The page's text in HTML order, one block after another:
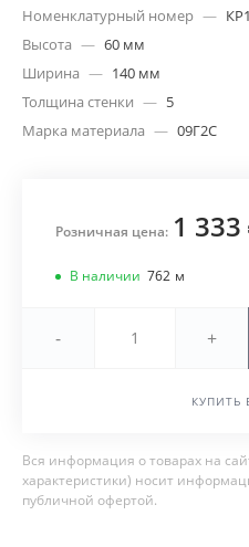
Номенклатурный номер —
Высота — 60 мм
Ширина — 140 мм
Толщина стенки — 5
Марка материала — 09Г2С
Розничная цена: 1 333
В наличии 762 м
- +
КУПИТЬ
Вся информация о товарах на
характеристики) носит
публичной офертой.